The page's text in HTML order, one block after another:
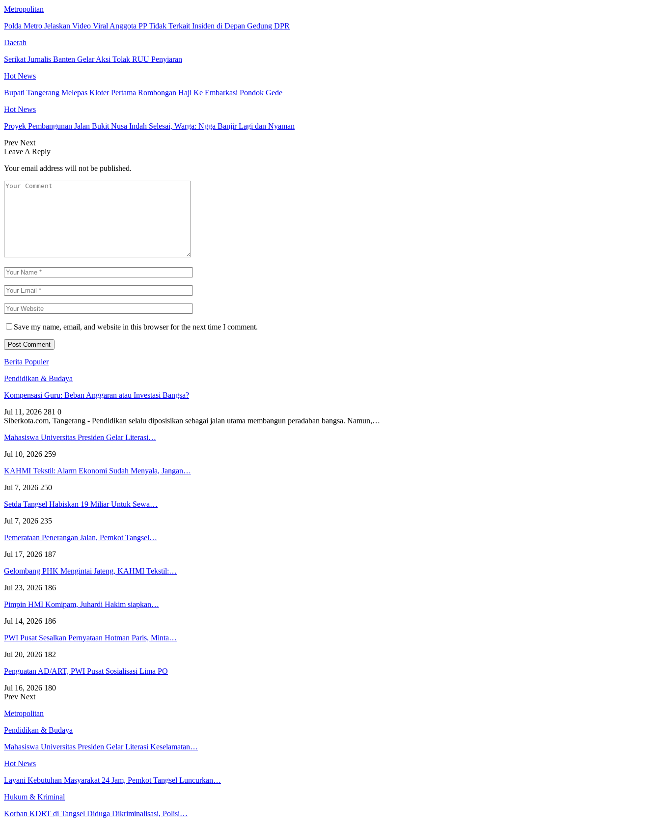
Metropolitan
Polda Metro Jelaskan Video Viral Anggota PP Tidak Terkait Insiden di Depan Gedung DPR
Daerah
Serikat Jurnalis Banten Gelar Aksi Tolak RUU Penyiaran
Hot News
Bupati Tangerang Melepas Kloter Pertama Rombongan Haji Ke Embarkasi Pondok Gede
Hot News
Proyek Pembangunan Jalan Bukit Nusa Indah Selesai, Warga: Ngga Banjir Lagi dan Nyaman
Prev Next
Leave A Reply
Your email address will not be published.
Save my name, email, and website in this browser for the next time I comment.
Berita Populer
Pendidikan & Budaya
Kompensasi Guru: Beban Anggaran atau Investasi Bangsa?
Jul 11, 2026 281 0
Siberkota.com, Tangerang - Pendidikan selalu diposisikan sebagai jalan utama membangun peradaban bangsa. Namun,…
Mahasiswa Universitas Presiden Gelar Literasi…
Jul 10, 2026 259
KAHMI Tekstil: Alarm Ekonomi Sudah Menyala, Jangan…
Jul 7, 2026 250
Setda Tangsel Habiskan 19 Miliar Untuk Sewa…
Jul 7, 2026 235
Pemerataan Penerangan Jalan, Pemkot Tangsel…
Jul 17, 2026 187
Gelombang PHK Mengintai Jateng, KAHMI Tekstil:…
Jul 23, 2026 186
Pimpin HMI Komipam, Juhardi Hakim siapkan…
Jul 14, 2026 186
PWI Pusat Sesalkan Pernyataan Hotman Paris, Minta…
Jul 20, 2026 182
Penguatan AD/ART, PWI Pusat Sosialisasi Lima PO
Jul 16, 2026 180
Prev Next
Metropolitan
Pendidikan & Budaya
Mahasiswa Universitas Presiden Gelar Literasi Keselamatan…
Hot News
Layani Kebutuhan Masyarakat 24 Jam, Pemkot Tangsel Luncurkan…
Hukum & Kriminal
Korban KDRT di Tangsel Diduga Dikriminalisasi, Polisi…